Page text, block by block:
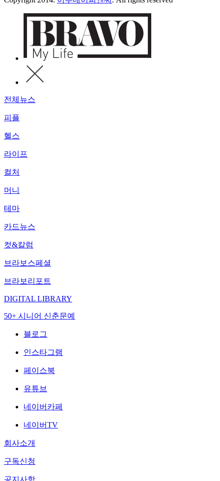
전체뉴스
피플
헬스
라이프
컬처
머니
테마
카드뉴스
컷&칼럼
브라보스페셜
브라보리포트
DIGITAL LIBRARY
50+ 시니어 신춘문예
블로그
인스타그램
페이스북
유튜브
네이버카페
네이버TV
회사소개
구독신청